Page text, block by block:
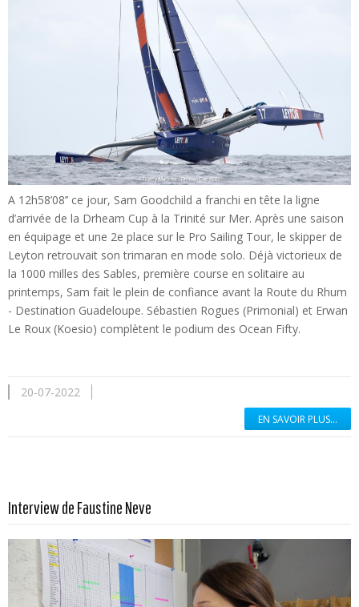
A 12h58’08’’ ce jour, Sam Goodchild a franchi en tête la ligne
d’arrivée de la Drheam Cup à la Trinité sur Mer. Après une saison
en équipage et une 2e place sur le Pro Sailing Tour, le skipper de
Leyton retrouvait son trimaran en mode solo. Déjà victorieux de
la 1000 milles des Sables, première course en solitaire au
printemps, Sam fait le plein de confiance avant la Route du Rhum
- Destination Guadeloupe. Sébastien Rogues (Primonial) et Erwan
Le Roux (Koesio) complètent le podium des Ocean Fifty.
20-07-2022
EN SAVOIR PLUS...
Interview de Faustine Neve